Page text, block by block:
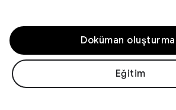
Doküman oluşturma
Eğitim